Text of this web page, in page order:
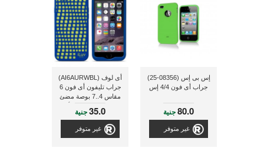
إس بى إس (08356-25)
جراب أى فون 4/4 إس
80.0جنية
غير متوفر
أى لوف (AI6AURWBL)
جراب تليفون أى فون 6
مقاس 4..7 بوصة مضئ
فى الظلام و ذو لون أزرق
35.0جنية
غير متوفر